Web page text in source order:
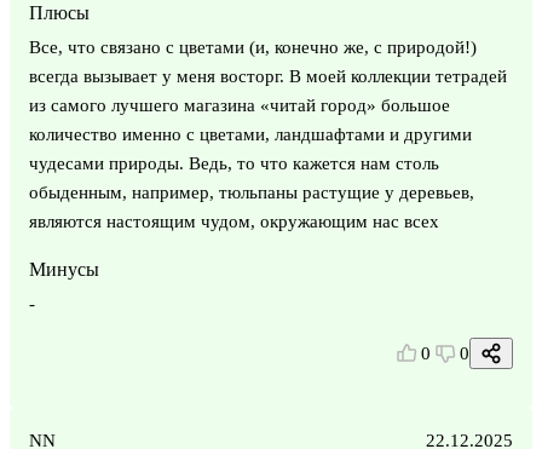
Плюсы
Все, что связано с цветами (и, конечно же, с природой!)
всегда вызывает у меня восторг. В моей коллекции тетрадей
из самого лучшего магазина «читай город» большое
количество именно с цветами, ландшафтами и другими
чудесами природы. Ведь, то что кажется нам столь
обыденным, например, тюльпаны растущие у деревьев,
являются настоящим чудом, окружающим нас всех
Минусы
-
0 0
NN 22.12.2025